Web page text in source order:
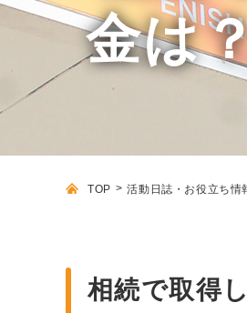
金は
TOP 活動日誌・お役立ち情
相続で取得